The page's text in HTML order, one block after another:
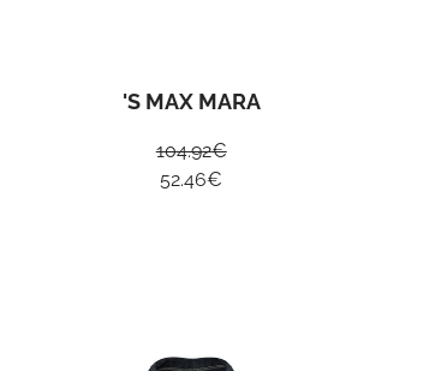
'S MAX MARA
104.92€
52.46€
Accetto i termini della privacyPrivacy policy